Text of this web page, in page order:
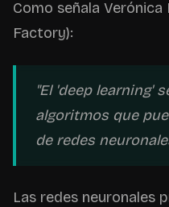
Como señala Verónica
Factory):
"El 'deep learning'
algoritmos que
de redes
Las redes neuronales